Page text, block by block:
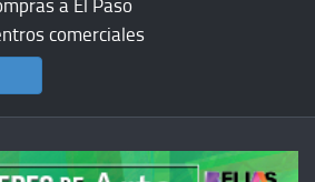
a El Paso
comerciales